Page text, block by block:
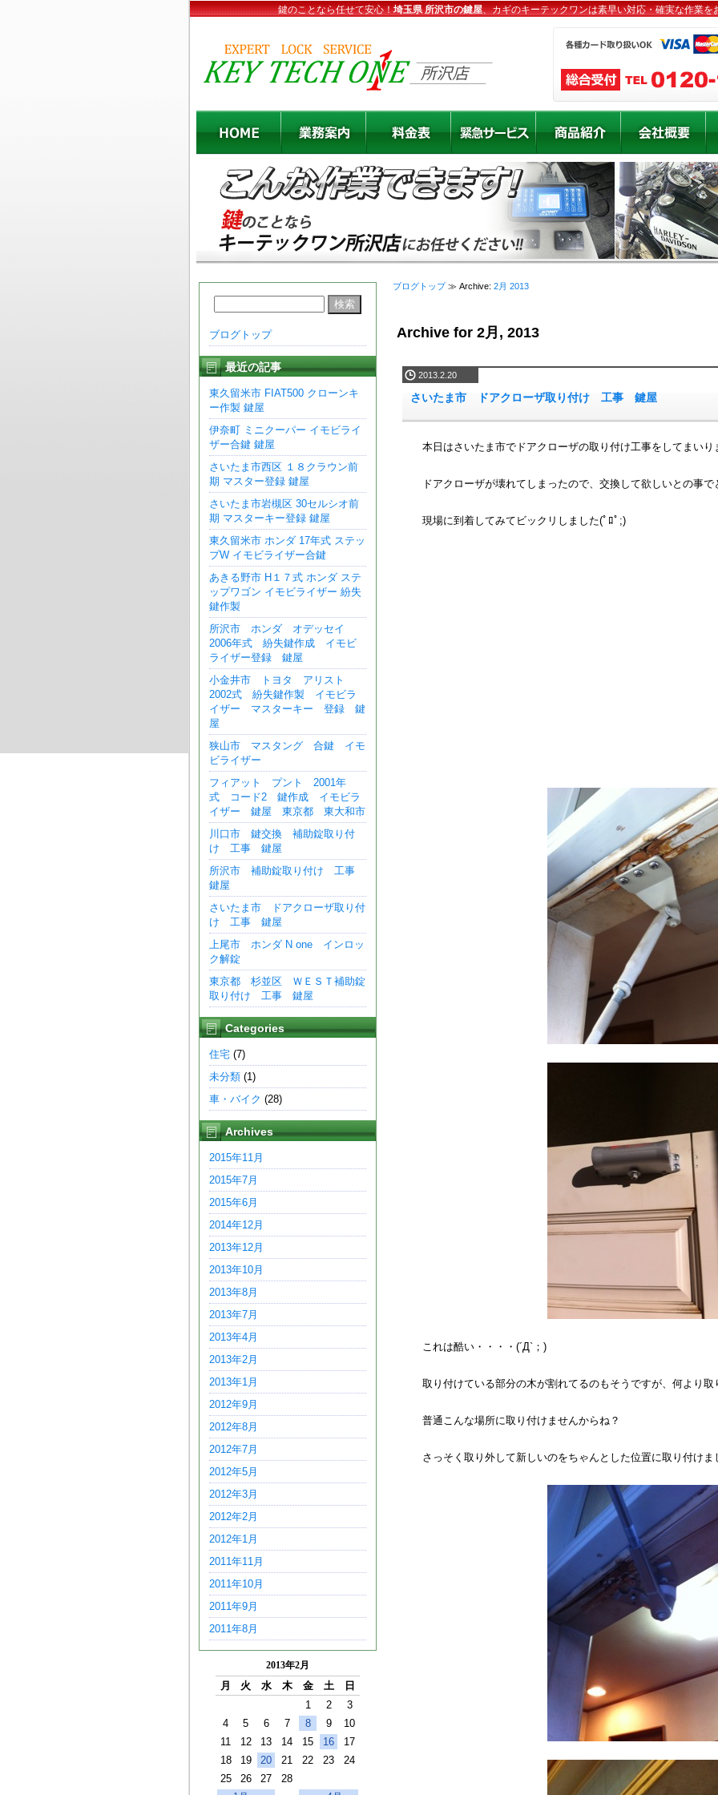
鍵のことなら任せて安心！埼玉県 所沢市の鍵屋、カギのキーテックワンは素早い対応・確実な作業を
ブログトップ
最近の記事
東久留米市 FIAT500 クローンキ
ー作製 鍵屋
伊奈町 ミニクーパー イモビライ
ザー合鍵 鍵屋
さいたま市西区 １８クラウン前
期 マスター登録 鍵屋
さいたま市岩槻区 30セルシオ前
期 マスターキー登録 鍵屋
東久留米市 ホンダ 17年式 ステッ
プW イモビライザー合鍵
あきる野市 H１７式 ホンダ ステ
ップワゴン イモビライザー 紛失
鍵作製
所沢市 ホンダ オデッセイ
2006年式 紛失鍵作成 イモビ
ライザー登録 鍵屋
小金井市 トヨタ アリスト
2002式 紛失鍵作製 イモビラ
イザー マスターキー 登録 鍵
屋
狭山市 マスタング 合鍵 イモ
ビライザー
フィアット プント 2001年
式 コード2 鍵作成 イモビラ
イザー 鍵屋 東京都 東大和市
川口市 鍵交換 補助錠取り付
け 工事 鍵屋
所沢市 補助錠取り付け 工事
鍵屋
さいたま市 ドアクローザ取り付
け 工事 鍵屋
上尾市 ホンダ N one インロッ
ク解錠
東京都 杉並区 ＷＥＳＴ補助錠
取り付け 工事 鍵屋
Categories
住宅 (7)
未分類 (1)
車・バイク (28)
Archives
2015年11月
2015年7月
2015年6月
2014年12月
2013年12月
2013年10月
2013年8月
2013年7月
2013年4月
2013年2月
2013年1月
2012年9月
2012年8月
2012年7月
2012年5月
2012年3月
2012年2月
2012年1月
2011年11月
2011年10月
2011年9月
2011年8月
2013年2月
月 火 水 木 金 土 日
1 2
3
4
5 6 7 8 9
10
11
12 13 14 15 16
17
18
19 20 21 22 23
24
25
26 27 28
ブログトップ≫ Archive: 2月 2013
Archive for 2月, 2013
2013.2.20
さいたま市 ドアクローザ取り付け 工事 鍵屋
本日はさいたま市でドアクローザの取り付け工事をしてまいり
ドアクローザが壊れてしまったので、交換して欲しいとの事
現場に到着してみてビックリしました(ﾟﾛﾟ;)
これは酷い・・・・(´Д`；)
取り付けている部分の木が割れてるのもそうですが、何より
普通こんな場所に取り付けませんからね？
さっそく取り外して新しいのをちゃんとした位置に取り付けま